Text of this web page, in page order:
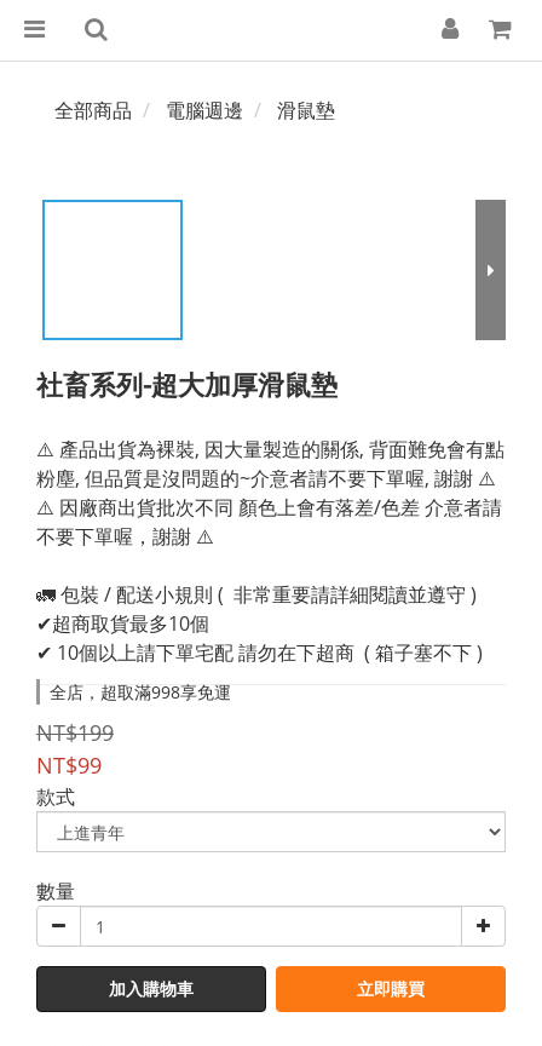
全部商品 電腦週邊 滑鼠墊
社畜系列-超大加厚滑鼠墊
⚠️ 產品出貨為裸裝, 因大量製造的關係, 背面難免會有點
粉塵, 但品質是沒問題的~介意者請不要下單喔, 謝謝 ⚠️
⚠️ 因廠商出貨批次不同 顏色上會有落差/色差 介意者請
不要下單喔，謝謝 ⚠️
🚛 包裝 / 配送小規則 (  非常重要請詳細閱讀並遵守 )
✔超商取貨最多10個
✔ 10個以上請下單宅配 請勿在下超商  ( 箱子塞不下 )
全店，超取滿998享免運
NT$199
NT$99
款式
數量
加入購物車 立即購買